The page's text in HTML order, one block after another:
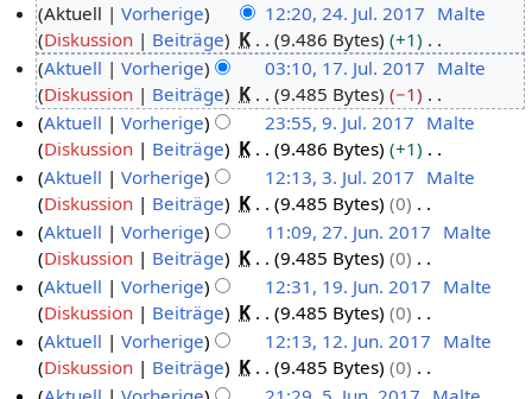
4
J
2
1
Aktuell Vorherige 12:20, 24. Jul. 2017 Malte
Diskussion
Beiträge K 9.486 Bytes
+1
K
e
i
n
e
B
e
a
r
b
e
i
t
7
J
2
1
Aktuell Vorherige 03:10, 17. Jul. 2017 Malte
Diskussion
Beiträge K 9.485 Bytes
−1
K
e
i
n
e
B
e
a
r
b
e
u
0
Aktuell Vorherige 23:55, 9. Jul. 2017 Malte
Diskussion
Beiträge K 9.486 Bytes
+1
K
e
i
n
e
B
e
a
r
u
Aktuell Vorherige 12:13, 3. Jul. 2017 Malte
Diskussion
Beiträge K 9.485 Bytes
0
K
e
i
n
e
B
e
7
J
Aktuell Vorherige 11:09, 27. Jun. 2017 Malte
Diskussion
Beiträge K 9.485 Bytes
0
K
e
i
n
e
9
Aktuell Vorherige 12:31, 19. Jun. 2017 Malte
Diskussion
Beiträge K 9.485 Bytes
0
K
e
i
Aktuell Vorherige 12:13, 12. Jun. 2017 Malte
Diskussion
Beiträge K 9.485 Bytes
0
K